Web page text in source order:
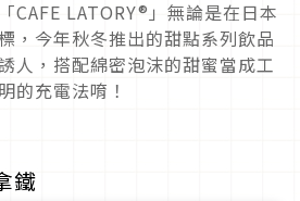
CAFE LATORY®」無論是在日本
，今年秋冬推出的甜點系列飲品
人，搭配綿密泡沫的甜蜜當成工
的充電法唷！
鐵